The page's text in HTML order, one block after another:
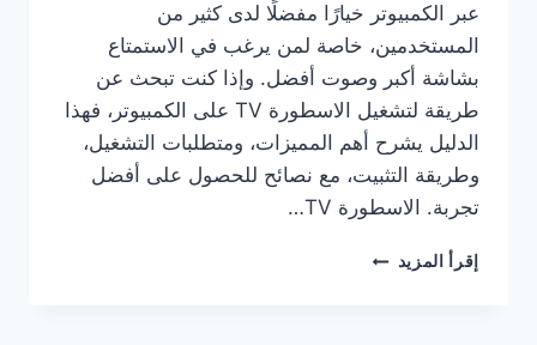
عبر الكمبيوتر خيارًا مفضلًا لدى كثير من
المستخدمين، خاصة لمن يرغب في الاستمتاع
بشاشة أكبر وصوت أفضل. وإذا كنت تبحث عن
طريقة لتشغيل الاسطورة TV على الكمبيوتر، فهذا
الدليل يشرح أهم المميزات، ومتطلبات التشغيل،
وطريقة التثبيت، مع نصائح للحصول على أفضل
تجربة. الاسطورة TV…
إقرأ المزيد تحميل